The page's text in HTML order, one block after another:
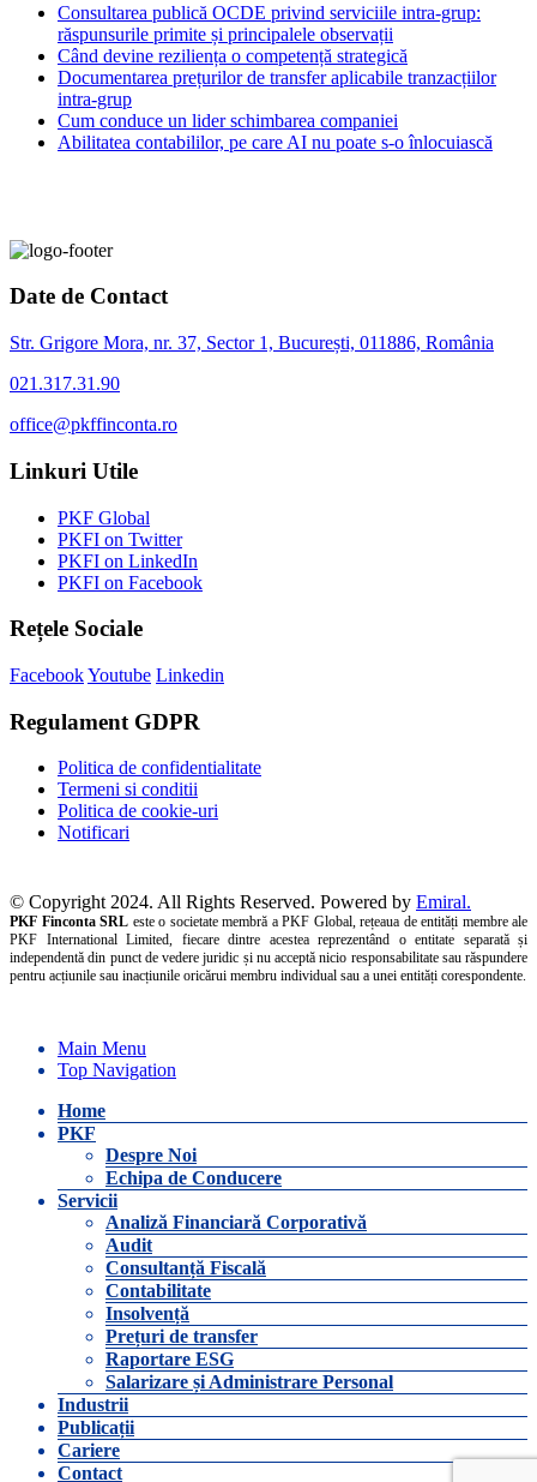
Consultarea publică OCDE privind serviciile intra-grup:
răspunsurile primite și principalele observații
Când devine reziliența o competență strategică
Documentarea prețurilor de transfer aplicabile tranzacțiilor
intra-grup
Cum conduce un lider schimbarea companiei
Abilitatea contabililor, pe care AI nu poate s-o înlocuiască
Date de Contact
Str. Grigore Mora, nr. 37, Sector 1, București, 011886, România
021.317.31.90
office@pkffinconta.ro
Linkuri Utile
PKF Global
PKFI on Twitter
PKFI on LinkedIn
PKFI on Facebook
Rețele Sociale
FacebookYoutube Linkedin
Regulament GDPR
Politica de confidentialitate
Termeni si conditii
Politica de cookie-uri
Notificari
© Copyright 2024. All Rights Reserved. Powered by Emiral.
PKF Finconta SRL este o societate membră a PKF Global, rețeaua de entități membre ale
PKF International Limited, fiecare dintre acestea reprezentând o entitate separată și
independentă din punct de vedere juridic și nu acceptă nicio responsabilitate sau răspundere
pentru acțiunile sau inacțiunile oricărui membru individual sau a unei entități corespondente.
Main Menu
Top Navigation
Home
PKF
Despre Noi
Echipa de Conducere
Servicii
Analiză Financiară Corporativă
Audit
Consultanță Fiscală
Contabilitate
Insolvență
Prețuri de transfer
Raportare ESG
Salarizare și Administrare Personal
Industrii
Publicații
Cariere
Contact